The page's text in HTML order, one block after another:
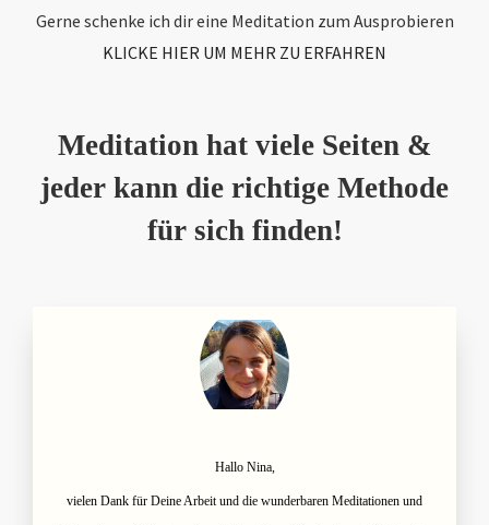
Gerne schenke ich dir eine Meditation zum Ausprobieren
KLICKE HIER UM MEHR ZU ERFAHREN
Meditation hat viele Seiten &
jeder kann die richtige Methode
für sich finden!
Hallo Nina,
vielen Dank für Deine Arbeit und die wunderbaren Meditationen und